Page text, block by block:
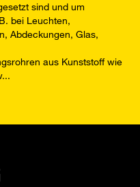
sind und um
bei Leuchten,
Abdeckungen, Glas,
aus Kunststoff wie